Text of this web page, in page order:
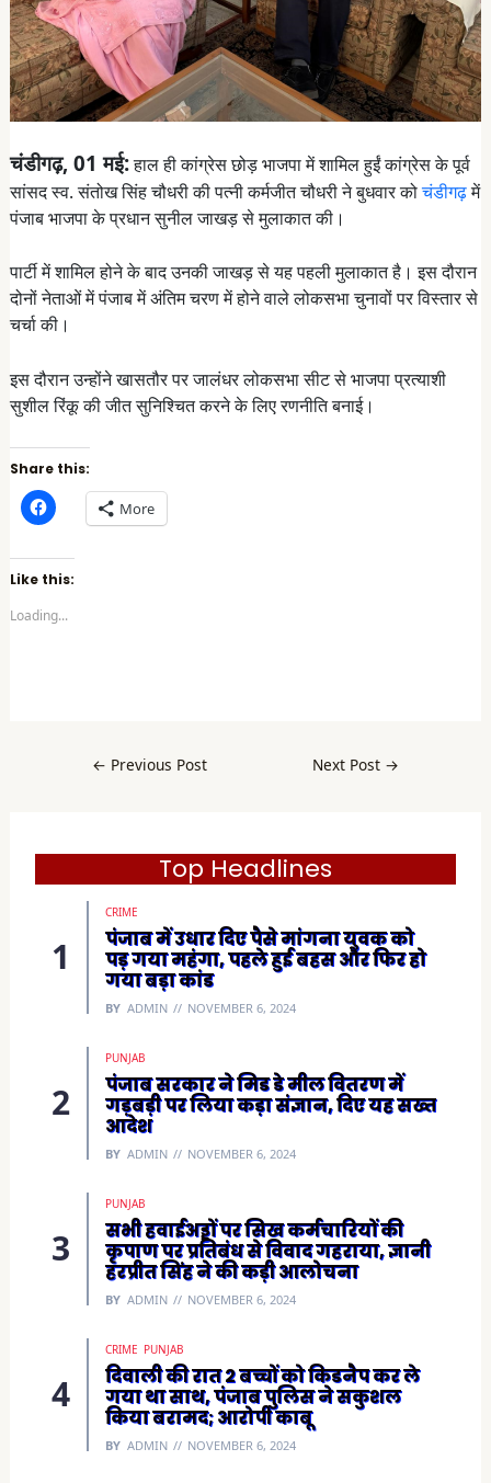
चंडीगढ़, 01 मई:हाल ही कांग्रेस छोड़ भाजपा में शामिल हुईं कांग्रेस के पूर्व
सांसद स्व. संतोख सिंह चौधरी की पत्नी कर्मजीत चौधरी ने बुधवार कोचंडीगढ़में
पंजाब भाजपा के प्रधान सुनील जाखड़ से मुलाकात की।
पार्टी में शामिल होने के बाद उनकी जाखड़ से यह पहली मुलाकात है। इस दौरान
दोनों नेताओं में पंजाब में अंतिम चरण में होने वाले लोकसभा चुनावों पर विस्तार से
चर्चा की।
इस दौरान उन्होंने खासतौर पर जालंधर लोकसभा सीट से भाजपा प्रत्याशी
सुशील रिंकू की जीत सुनिश्चित करने के लिए रणनीति बनाई।
Share this:
C
l
k
t
o
h
e
s
e
w
More
Like this:
Loading...
← Previous Post Next Post →
Top Headlines
CRIME
पंजाब में उधार दिए पैसे मांगना युवक को
पड़ गया महंगा, पहले हुई बहस और फिर हो
गया बड़ा कांड
BY ADMIN NOVEMBER 6, 2024
PUNJAB
पंजाब सरकार ने मिड डे मील वितरण में
गड़बड़ी पर लिया कड़ा संज्ञान, दिए यह सख्त
आदेश
BY ADMIN NOVEMBER 6, 2024
PUNJAB
सभी हवाईअड्डों पर सिख कर्मचारियों की
कृपाण पर प्रतिबंध से विवाद गहराया, ज्ञानी
हरप्रीत सिंह ने की कड़ी आलोचना
BY ADMIN NOVEMBER 6, 2024
CRIME PUNJAB
दिवाली की रात 2 बच्चों को किडनैप कर ले
गया था साथ, पंजाब पुलिस ने सकुशल
किया बरामद; आरोपी काबू
BY ADMIN NOVEMBER 6, 2024